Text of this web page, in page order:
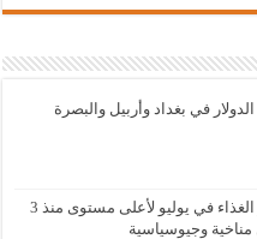
في بغداد وأربيل والبصرة
“الفاو”: ارتفاع أسعار الغذاء في يوليو لأعلى مستوى منذ 3
وجيوسياسية